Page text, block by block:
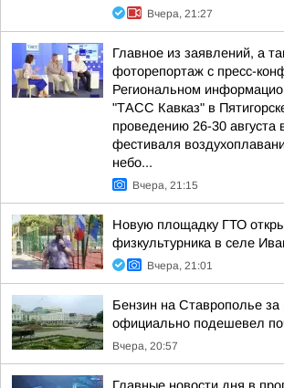
Вчера, 21:27
Главное из заявлений, а
фоторепортаж с пресс-
Региональном
"ТАСС Кавказ" в
проведению 26-30 августа
фестиваля
небо...
Вчера, 21:15
Новую площадку ГТО
физкультурника в селе
Вчера, 21:01
Бензин на Ставрополье
официально подешевел
Вчера, 20:57